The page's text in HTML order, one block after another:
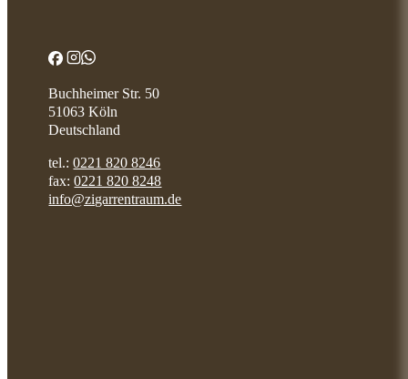
Buchheimer Str. 50
51063 Köln
Deutschland
tel.:0221 820 8246
fax:0221 820 8248
info@zigarrentraum.de